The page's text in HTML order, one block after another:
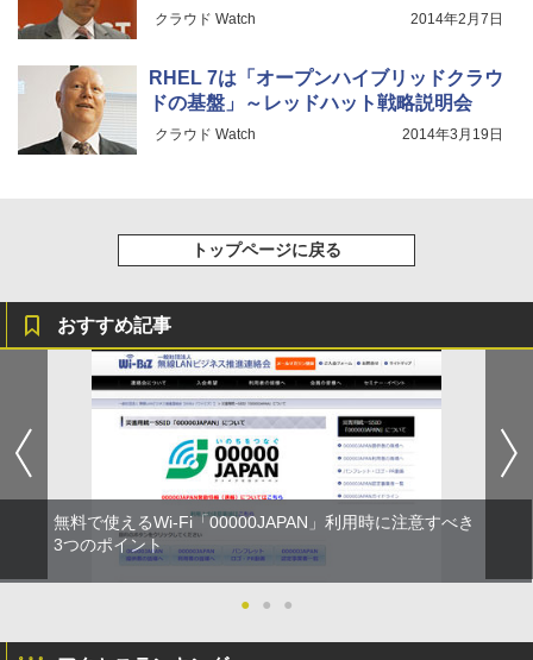
クラウド Watch 2014年2月7日
RHEL 7は「オープンハイブリッドクラウ
ドの基盤」～レッドハット戦略説明会
クラウド Watch 2014年3月19日
トップページに戻る
おすすめ記事
無料で使えるWi-Fi「00000JAPAN」利用時に注意すべき
3つのポイント
● ● ●